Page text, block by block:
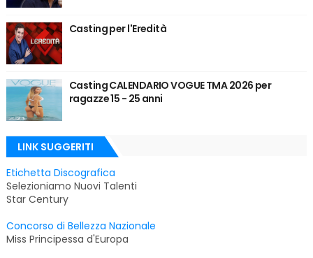
Casting per l'Eredità
Casting CALENDARIO VOGUE TMA 2026 per
ragazze 15 - 25 anni
LINK SUGGERITI
Etichetta Discografica
Selezioniamo Nuovi Talenti
Star Century
Concorso di Bellezza Nazionale
Miss Principessa d'Europa